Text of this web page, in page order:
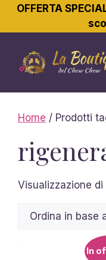
OFFERTA
contenuto
Home / Prodotti
Visualizzazione
In